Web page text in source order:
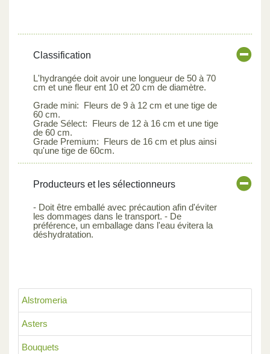
Alstromeria
Asters
Bouquets
Classification
L'hydrangée doit avoir une longueur de 50 à 70
cm et une fleur ent 10 et 20 cm de diamètre.
Grade mini: Fleurs de 9 à 12 cm et une tige de
60 cm.
Grade Sélect: Fleurs de 12 à 16 cm et une tige
de 60 cm.
Grade Premium: Fleurs de 16 cm et plus ainsi
qu'une tige de 60cm.
Producteurs et les sélectionneurs
- Doit être emballé avec précaution afin d'éviter
les dommages dans le transport. - De
préférence, un emballage dans l'eau évitera la
déshydratation.